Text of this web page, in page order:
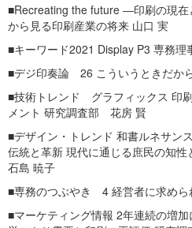
■Recreating the future ―印刷の現
から見る印刷産業の将来 山口 実
■キーワード2021 Display P3 専務
■デジ印奏論 26 こういうときだか
■技術トレンド グラフィックス 印
メント 研究調査部 花房 賢
■デザイン・トレンド 和書ルネサ
伝統と革新 現代に通じる庶民の知
石島 暁子
■専務のつぶやき 4 経営者に求め
■マーケティング情報 2年連続の増